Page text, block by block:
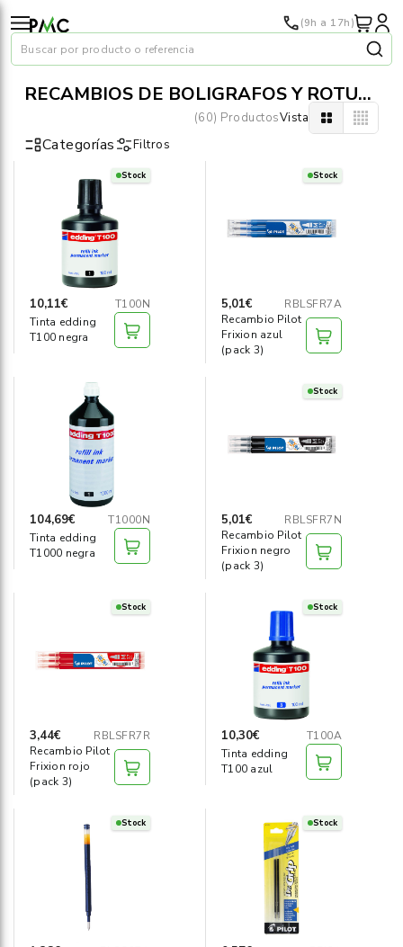
Papel
Material oficina
Audiovisuales
Tinta y tóner
Informática
Mobiliario
Servicios generales
Seguridad ›
(9h a 17h)
Buscar por producto o referencia
RECAMBIOS DE BOLÍGRAFOS Y ROTULADORES
Categorías Filtros
(60) ProductosVista
Stock
10,11€
T100N
Tinta edding
T100 negra
Stock
5,01€
RBLSFR7A
Recambio Pilot
Frixion azul
(pack 3)
104,69€
T1000N
Tinta edding
T1000 negra
Stock
5,01€
RBLSFR7N
Recambio Pilot
Frixion negro
(pack 3)
Stock
3,44€
RBLSFR7R
Recambio Pilot
Frixion rojo
(pack 3)
Stock
10,30€
T100A
Tinta edding
T100 azul
Stock Stock